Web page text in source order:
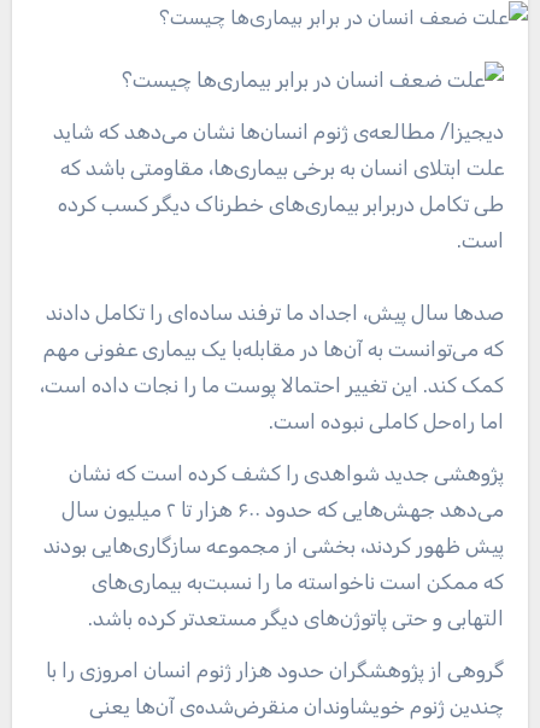
دیجیزا/ مطالعه‌ی ژنوم انسان‌ها نشان می‌دهد که شاید
علت ابتلای انسان به برخی بیماری‌ها، مقاومتی باشد که
طی تکامل دربرابر بیماری‌های خطرناک دیگر کسب کرده‌
است.
صدها سال پیش، اجداد ما ترفند ساده‌ای را تکامل دادند
که می‌توانست به آن‌ها در مقابله‌با یک بیماری عفونی مهم
کمک کند. این تغییر احتمالا پوست ما را نجات داده است،
اما راه‌حل کاملی نبوده است.
پژوهشی جدید شواهدی را کشف کرده است که نشان
می‌دهد جهش‌هایی که حدود ۶۰۰ هزار تا ۲ میلیون سال
پیش ظهور کردند، بخشی از مجموعه سازگاری‌هایی بودند
که ممکن است ناخواسته ما را نسبت‌به بیماری‌های
التهابی و حتی پاتوژن‌های دیگر مستعدتر کرده باشد.
گروهی از پژوهشگران حدود هزار ژنوم انسان امروزی را با
چندین ژنوم خویشاوندان منقرض‌شده‌ی آن‌ها یعنی